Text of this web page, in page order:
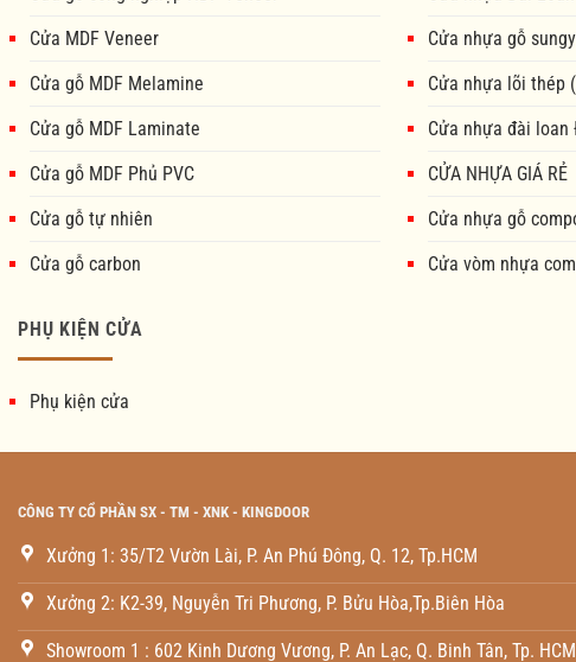
Cửa MDF Veneer
Cửa gỗ MDF Melamine
Cửa gỗ MDF Laminate
Cửa gỗ MDF Phủ PVC
Cửa gỗ tự nhiên
Cửa gỗ carbon
Cửa nhựa gỗ
Cửa nhựa lõi thép
Cửa nhựa đài loan
CỬA NHỰA GIÁ RẺ
Cửa nhựa gỗ
Cửa vòm nhựa
PHỤ KIỆN CỬA
Phụ kiện cửa
CÔNG TY CỔ PHẦN SX - TM - XNK - KINGDOOR
Xưởng 1: 35/T2 Vườn Lài, P. An Phú Đông, Q. 12, Tp.HCM
Xưởng 2: K2-39, Nguyễn Tri Phương, P. Bửu Hòa,Tp.Biên Hòa
Showroom 1 : 602 Kinh Dương Vương, P. An Lạc, Q. Binh Tân, Tp. HCM